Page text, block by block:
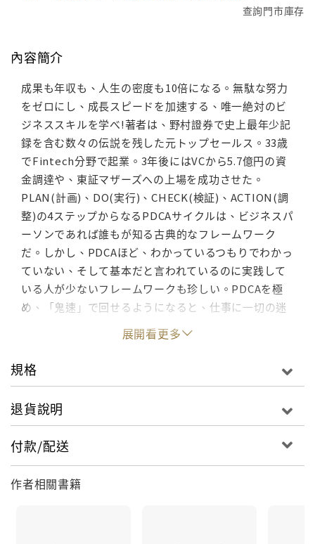
查詢門市庫存
內容簡介
成果も年収も、人生の密度も10倍になる。無駄な努力
をゼロにし、成長スピードを加速する、唯一絶対のビ
ジネススキルを学べ!著者は、野村證券で史上最年少記
録を含む数々の伝説を残した元トップセールス。33歳
でFintech分野で起業。3年後にはVCから5.7億円の資
金調達や、東証マザーズへの上場を成功させた。
PLAN(計画)、DO(実行)、CHECK(検証)、ACTION(調
整)の4ステップからなるPDCAサイクルは、ビジネスパ
ーソンであれば誰もが知る古典的なフレームワーク
だ。しかし、PDCAほど、わかっているつもりでわかっ
ていない、そして基本だと言われているのに実践して
いる人が少ないフレームワークも珍しい。PDCAを極
め、「鬼速」で回せるようになると、仕事に一切の迷
いや不安がなくなる。そして、常にモチベーションを
保ったまま、天井知らずに成果をあげられる。本書で
は、独自のPDCAモデルで実際に数々の成果を出し続
けてきた著者が、そのノウハウを解説。現実的で実践
る。
きた著者が、現実的で実践的、そして継続可能な最強
展開看更多
規格
退貨說明
付款/配送
作者相關書籍